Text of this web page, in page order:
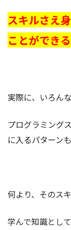
スキルさえ
ことができ
実際に、いろん
プログラミング
に入るパターン
何より、そのス
学んで知識とし